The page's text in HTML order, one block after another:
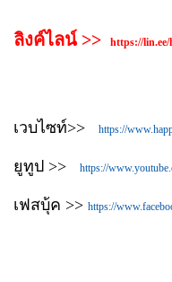
ลิงค์ไลน์ >> https://
เวบไซท์>> https://
ยูทูป >> https://
เฟสบุ้ค >> https://